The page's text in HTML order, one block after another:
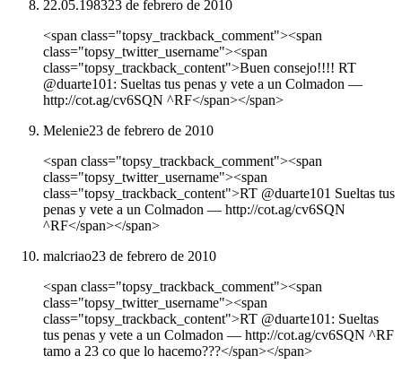
22.05.198323 de febrero de 2010
<span class="topsy_trackback_comment"><span
class="topsy_twitter_username"><span
class="topsy_trackback_content">Buen consejo!!!! RT
@duarte101: Sueltas tus penas y vete a un Colmadon ―
http://cot.ag/cv6SQN ^RF</span></span>
Melenie23 de febrero de 2010
<span class="topsy_trackback_comment"><span
class="topsy_twitter_username"><span
class="topsy_trackback_content">RT @duarte101 Sueltas tus
penas y vete a un Colmadon ― http://cot.ag/cv6SQN
^RF</span></span>
malcriao23 de febrero de 2010
<span class="topsy_trackback_comment"><span
class="topsy_twitter_username"><span
class="topsy_trackback_content">RT @duarte101: Sueltas
tus penas y vete a un Colmadon ― http://cot.ag/cv6SQN ^RF
tamo a 23 co que lo hacemo???</span></span>